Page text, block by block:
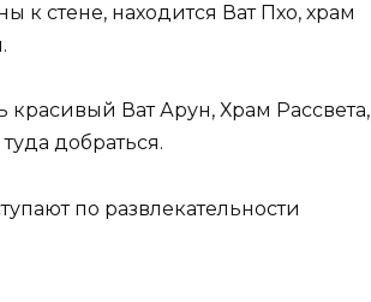
к стене, находится Ват Пхо, храм
Ват Арун, Храм Рассвета,
добраться.
по развлекательности